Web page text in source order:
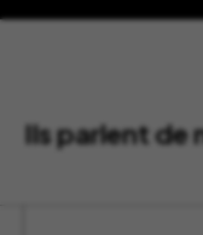
Ils parlent de